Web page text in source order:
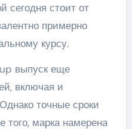
сегодня стоит от
примерно
курсу.
выпуск еще
включая и
точные сроки
того, марка намерена